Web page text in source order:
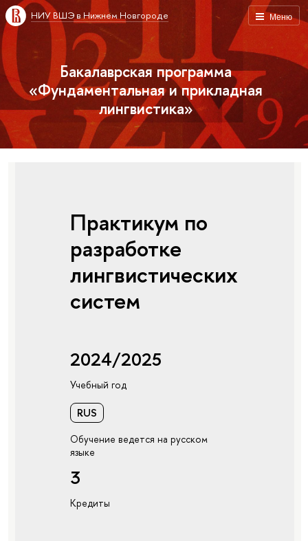
Меню
НИУ ВШЭ в Нижнем Новгороде
Бакалаврская программа
«Фундаментальная и прикладная
лингвистика»
Практикум по
разработке
лингвистических
систем
2024/2025
Учебный год
RUS
Обучение ведется на русском
языке
3
Кредиты